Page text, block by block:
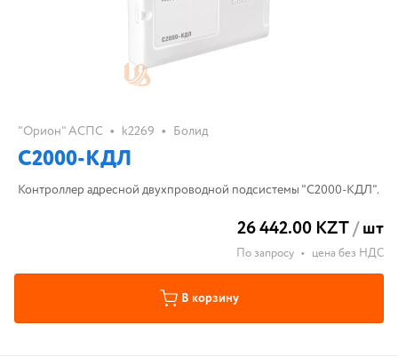
"Орион" АСПС • k2269 • Болид
С2000-КДЛ
Контроллер адресной двухпроводной подсистемы "С2000-КДЛ".
26 442.00 KZT/шт
По запросу • цена без НДС
В корзину